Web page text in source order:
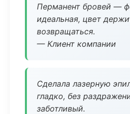
Перманент бровей —
идеальная, цвет
возвращаться.
— Клиент компании
Сделала лазерную
гладко, без
заботливый.